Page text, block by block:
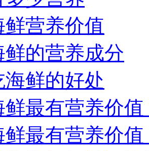
营养价值
鲜的营养成分
海鲜的好处
鲜最有营养价
鲜最有营养价